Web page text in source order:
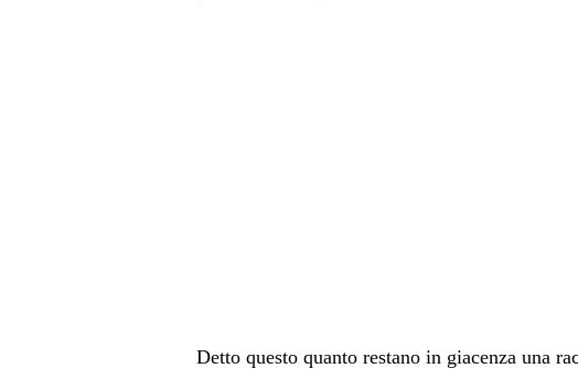
Detto questo quanto restano in giacenza una